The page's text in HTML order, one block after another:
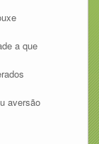
a que
aversão